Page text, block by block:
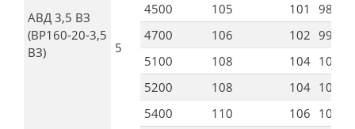
АВД 3,5 ВЗ
(ВР160-20-3,5
ВЗ)
5
4500
105 101 98
4700
106 102 99
5100
108 104 101
5200
108 104 101
5400
110 106 103